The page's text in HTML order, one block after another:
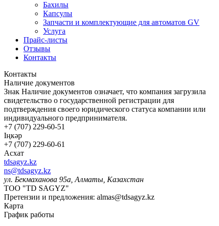
Бахилы
Капсулы
Запчасти и комплектующие для автоматов GV
Услуга
Прайс-листы
Отзывы
Контакты
Контакты
Наличие документов
Знак Наличие документов означает, что компания загрузила
свидетельство о государственной регистрации для
подтверждения своего юридического статуса компании или
индивидуального предпринимателя.
+7 (707) 229-60-51
Іңкәр
+7 (707) 229-60-61
Асхат
tdsagyz.kz
ns@tdsagyz.kz
ул. Бекмаханова 95а, Алматы, Казахстан
ТОО "TD SAGYZ"
Претензии и предложения: almas@tdsagyz.kz
Карта
График работы